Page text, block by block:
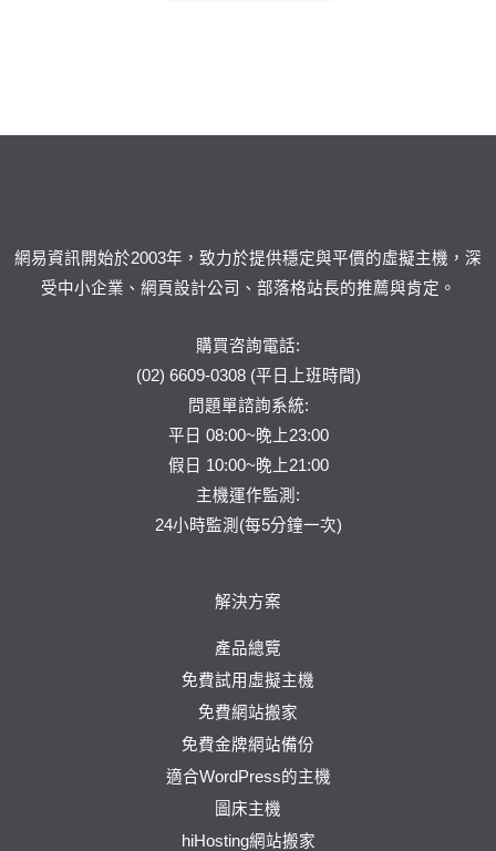
網易資訊開始於2003年，致力於提供穩定與平價的虛擬主機，深
受中小企業、網頁設計公司、部落格站長的推薦與肯定。
購買咨詢電話:
(02) 6609-0308 (平日上班時間)
問題單諮詢系統:
平日 08:00~晚上23:00
假日 10:00~晚上21:00
主機運作監測:
24小時監測(每5分鐘一次)
解決方案
產品總覽
免費試用虛擬主機
免費網站搬家
免費金牌網站備份
適合WordPress的主機
圖床主機
hiHosting網站搬家